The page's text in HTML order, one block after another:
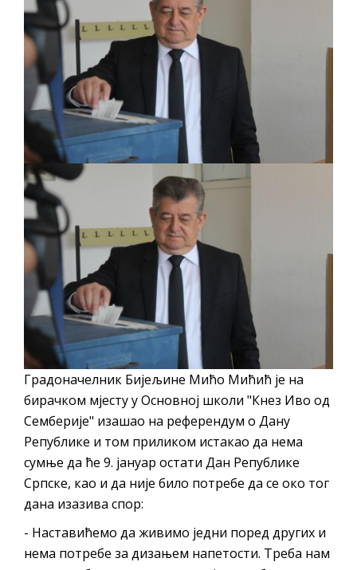
ДОДАТАК ЗА ДЕМОБИЛИСАНЕ БОРЦЕ
ВОЈСКЕ РЕПУБЛИКЕ СРПСКЕ У СТАЊУ
СОЦИЈАЛНЕ ПОТРЕБЕ
ЈАВНИ ПОЗИВ ЗА НАЈЉЕПШЕ УРЕЂЕНО
ДВОРИШТЕ ИНДИВИДУАЛНИХ
ДОМАЋИНСТАВА, ДВОРИШТЕ
ЗАЈЕДНИЦА ЕТАЖНИХ ВЛАСНИКА И ЈАВНИ
ПРОСТОР У МЈЕСНИМ ЗАЈЕДНИЦАМА НА
ТЕРИТОРИЈИ ГРАДА БИЈЕЉИНА
Обавјештење за предузетника - Гојко
Богуновић
Oд 27. јула пријем захтјева за новчану
помоћ за набавку школског прибора
основцима
Обрасци захтјева за регресирано
гориво доступни од 13. марта до 15.
новембра
Захтјев за издавање ПОНОСНЕ КАРТИЦЕ
Обавјештење за предузетника - Вера
Ујић
ЈАВНИ ПОЗИВ ЗА ПРИЈАВУ
НЕПРОПИСНОГ ОДЛАГАЊА ОТПАДА УЗ
Градоначелник Бијељине Мићо Мићић је на
бирачком мјесту у Основној школи "Кнез Иво од
Семберије" изашао на референдум о Дану
Републике и том приликом истакао да нема
сумње да ће 9. јануар остати Дан Републике
Српске, као и да није било потребе да се око тог
дана изазива спор:
- Наставићемо да живимо једни поред других и
нема потребе за дизањем напетости. Треба нам